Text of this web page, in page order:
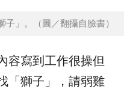
」。（圖／翻攝自臉書）
容寫到工作很操但
「 獅子 」，請弱雞